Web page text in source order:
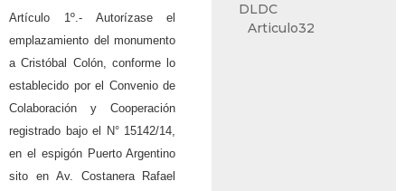
Artículo 1º.- Autorízase el
emplazamiento del monumento
a Cristóbal Colón, conforme lo
establecido por el Convenio de
Colaboración y Cooperación
registrado bajo el N° 15142/14,
en el espigón Puerto Argentino
sito en Av. Costanera Rafael
DLDC
Articulo32